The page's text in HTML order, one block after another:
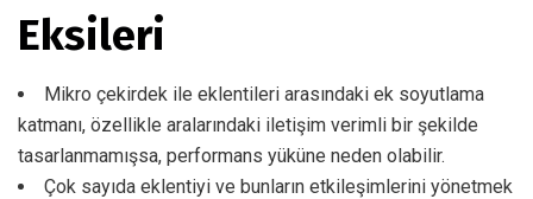
Eksileri
Mikro çekirdek ile eklentileri arasındaki ek soyutlama
katmanı, özellikle aralarındaki iletişim verimli bir şekilde
tasarlanmamışsa, performans yüküne neden olabilir.
Çok sayıda eklentiyi ve bunların etkileşimlerini yönetmek